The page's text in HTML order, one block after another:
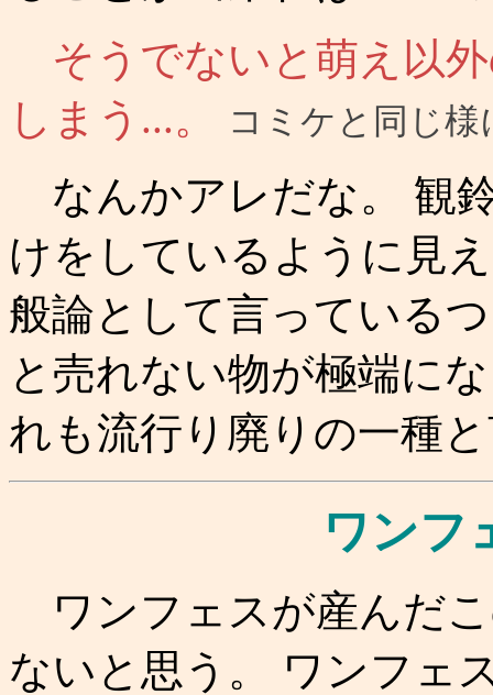
そうでないと萌え以
しまう...。
コミケと同じ様
なんかアレだな。 観
けをしているように見
般論として言っている
と売れない物が極端に
れも流行り廃りの一種
ワンフ
ワンフェスが産んだ
ないと思う。 ワンフェ